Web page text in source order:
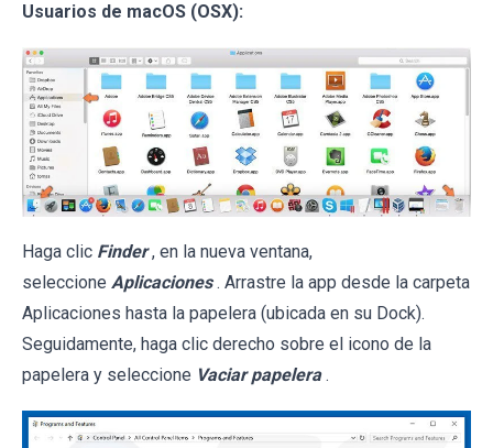
Usuarios de macOS (OSX):
Haga clic Finder , en la nueva ventana,
seleccione Aplicaciones . Arrastre la app desde la carpeta
Aplicaciones hasta la papelera (ubicada en su Dock).
Seguidamente, haga clic derecho sobre el icono de la
papelera y seleccione Vaciar papelera .